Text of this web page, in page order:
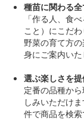
種苗に関わる
「作る人、食
こと）にこだわ
野菜の育て方
身にご案内いた
選ぶ楽しさを
定番の品種か
しみいただけ
件で商品を検索